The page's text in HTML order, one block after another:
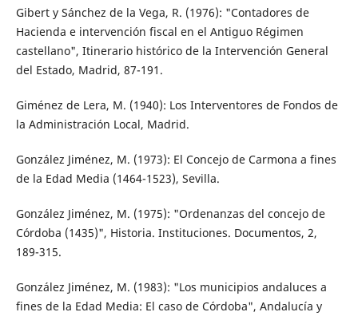
Gibert y Sánchez de la Vega, R. (1976): "Contadores de
Hacienda e intervención fiscal en el Antiguo Régimen
castellano", Itinerario histórico de la Intervención General
del Estado, Madrid, 87-191.
Giménez de Lera, M. (1940): Los Interventores de Fondos de
la Administración Local, Madrid.
González Jiménez, M. (1973): El Concejo de Carmona a fines
de la Edad Media (1464-1523), Sevilla.
González Jiménez, M. (1975): "Ordenanzas del concejo de
Córdoba (1435)", Historia. Instituciones. Documentos, 2,
189-315.
González Jiménez, M. (1983): "Los municipios andaluces a
fines de la Edad Media: El caso de Córdoba", Andalucía y